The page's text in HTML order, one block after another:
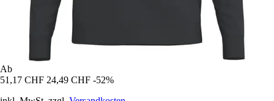
Ab
51,17 CHF 24,49 CHF -52%